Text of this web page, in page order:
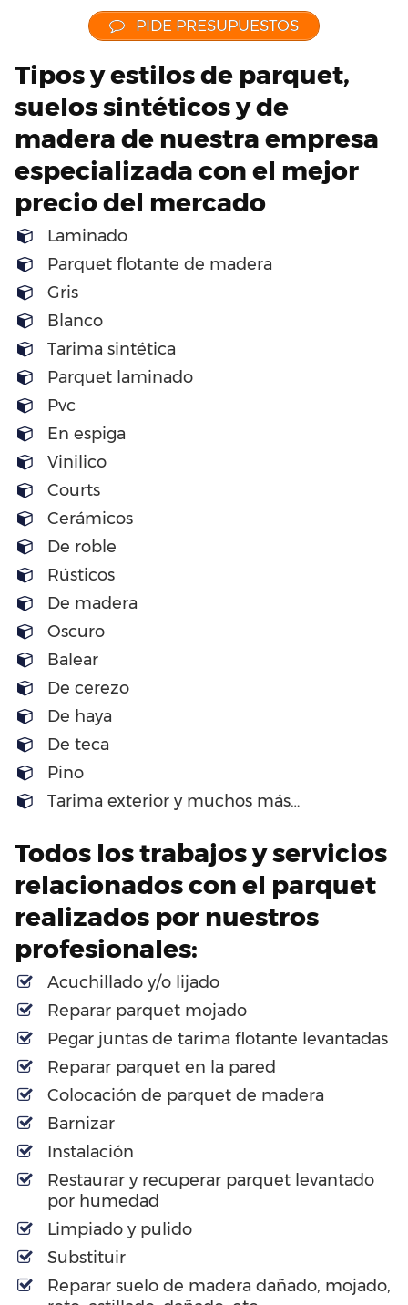
PIDE PRESUPUESTOS
Tipos y estilos de parquet,
suelos sintéticos y de
madera de nuestra empresa
especializada con el mejor
precio del mercado
Laminado
Parquet flotante de madera
Gris
Blanco
Tarima sintética
Parquet laminado
Pvc
En espiga
Vinilico
Courts
Cerámicos
De roble
Rústicos
De madera
Oscuro
Balear
De cerezo
De haya
De teca
Pino
Tarima exterior y muchos más…
Todos los trabajos y servicios
relacionados con el parquet
realizados por nuestros
profesionales:
Acuchillado y/o lijado
Reparar parquet mojado
Pegar juntas de tarima flotante levantadas
Reparar parquet en la pared
Colocación de parquet de madera
Barnizar
Instalación
Restaurar y recuperar parquet levantado
por humedad
Limpiado y pulido
Substituir
Reparar suelo de madera dañado, mojado,